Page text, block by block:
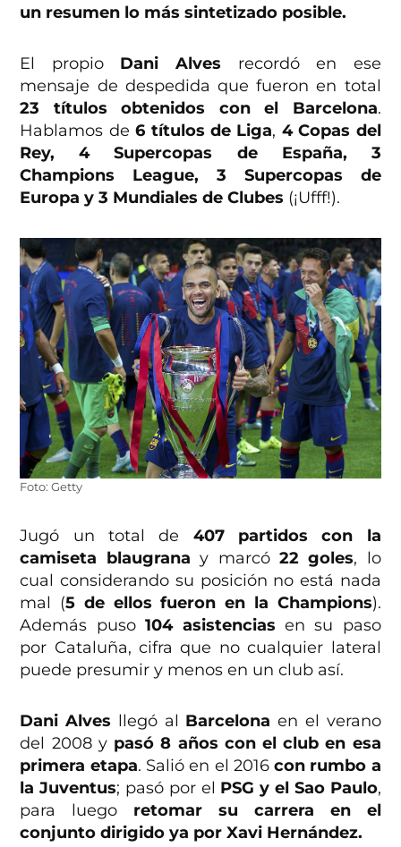
un resumen lo más sintetizado posible.
El propio Dani Alves recordó en ese
mensaje de despedida que fueron en total
23 títulos obtenidos con el Barcelona.
Hablamos de6 títulos de Liga, 4 Copas del
Rey, 4 Supercopas de España, 3
Champions League, 3 Supercopas de
Europa y 3 Mundiales de Clubes (¡Ufff!).
Foto: Getty
Jugó un total de 407 partidos con la
camiseta blaugrana y marcó 22 goles, lo
cual considerando su posición no está nada
mal (5 de ellos fueron en la Champions).
Además puso104 asistencias en su paso
por Cataluña, cifra que no cualquier lateral
puede presumir y menos en un club así.
Dani Alves llegó al Barcelona en el verano
del 2008 y pasó 8 años con el club en esa
primera etapa. Salió en el 2016con rumbo a
la Juventus; pasó por el PSG y el Sao Paulo,
para luego retomar su carrera en el
conjunto dirigido ya por Xavi Hernández.